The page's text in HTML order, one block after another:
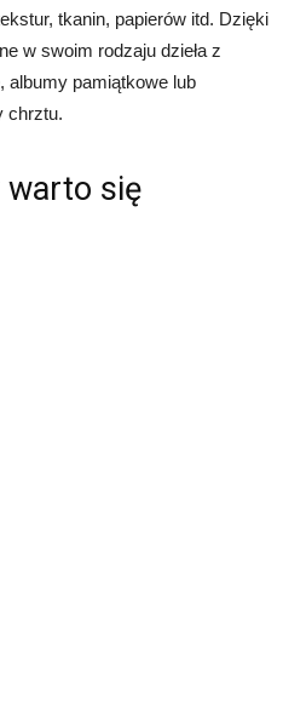
tkanin, papierów itd. Dzięki
w swoim rodzaju dzieła z
albumy pamiątkowe lub
chrztu.
warto się